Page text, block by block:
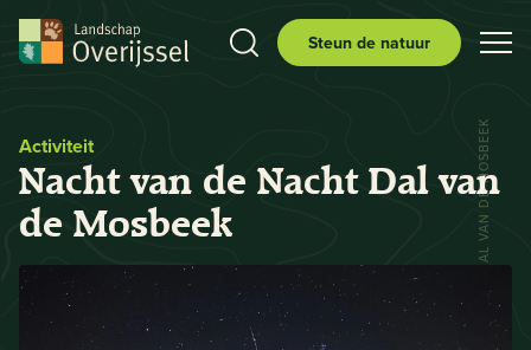
Steun de natuur
Activiteit
Nacht van de Nacht Dal van
de Mosbeek
DAL VAN DE MOSBEEK